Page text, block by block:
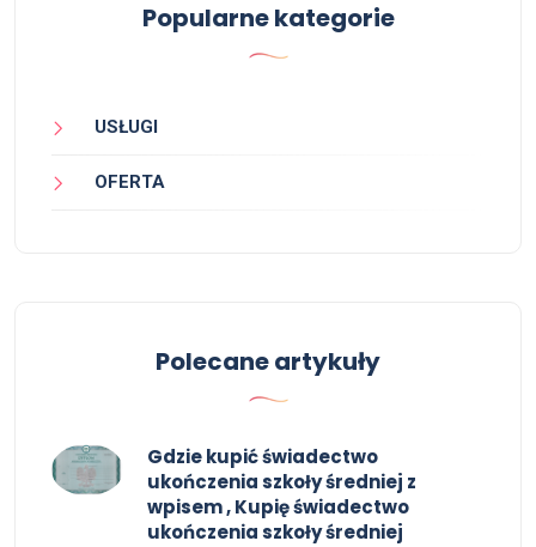
Popularne kategorie
USŁUGI
OFERTA
Polecane artykuły
Gdzie kupić świadectwo
ukończenia szkoły średniej z
wpisem , Kupię świadectwo
ukończenia szkoły średniej